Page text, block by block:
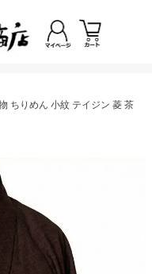
ちりめん 小紋 テイジン 菱 茶